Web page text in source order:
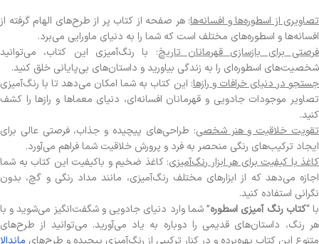
تصاویری از اسطوره‌ها و افسانه‌ها: هر صفحه از کتاب پر از طرح‌های الهام گرفته از
افسانه‌ها و اسطوره‌های مختلف است که شما را به دنیای ماورایی می‌برد.
فرصتی برای بازسازی قهرمانان تاریخ: با رنگ‌آمیزی این کتاب، می‌توانید
شخصیت‌های اسطوره‌ای را به زندگی بیاورید و داستان‌های بی‌پایانی خلق کنید.
جستجو در دنیای خرافات و رازها: این کتاب به شما امکان می‌دهد تا با رنگ‌آمیزی
تصاویر موجودات جادویی و قهرمانان افسانه‌ای، دنیای معماها و رازها را کشف
کنید.
تقویت خلاقیت و هنر شخصی: طراحی‌های پیچیده و جذاب، فرصتی عالی برای
ایجاد ترکیب‌های رنگی منحصر به فرد و پرورش خلاقیت شما فراهم می‌آورد.
کاغذ با کیفیت برای هر ابزار رنگ‌آمیزی: کاغذ ضخیم و باکیفیت این کتاب به شما
اجازه می‌دهد که از ابزارهای مختلف رنگ‌آمیزی، مانند مداد رنگی و گچ، بدون
نگرانی استفاده کنید.
با “کتاب رنگ آمیزی اسطوره” شما وارد دنیای جادویی و شگفت‌انگیز می‌شوید و با
هر رنگ، داستان‌های قدیمی را دوباره به یاد می‌آورید. می‌توانید از طرح‌های